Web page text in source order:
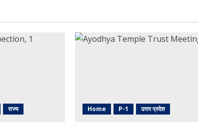
राज्य Home P-1 उत्तर प्रदेश